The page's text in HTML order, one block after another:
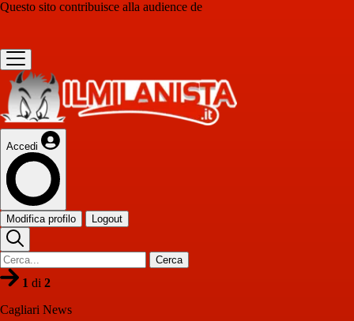
Questo sito contribuisce alla audience de
Accedi
Modifica profilo Logout
Cerca
1 di 2
Cagliari News